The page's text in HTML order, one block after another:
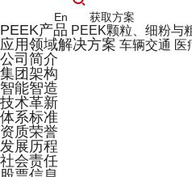
En 获取方案
PEEK产品 PEEK颗粒、细粉与
应用领域解决方案 车辆交通 医
公司简介
集团架构
智能智造
技术革新
体系标准
资质荣誉
发展历程
社会责任